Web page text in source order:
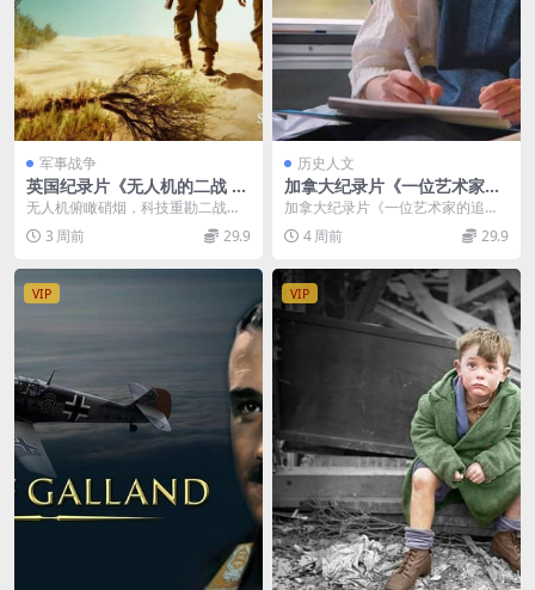
军事战争
英国纪录片《无人机的二战 W
WII by Drone 2021》全6集
英语中英双字 无水印纯净版 1
080P/MKV/19.7G 二战无人机
无人机俯瞰硝烟，科技重勘二战史
诗——2021高分纪实纪录片《无人
机的二战》赏析 ...
3 周前 29.9
历史人文
加拿大纪录片《一位艺术家的
追寻：加拿大日裔拘禁历史的
遗产 An Artist’s Journey: Le
gacy of Canadian Japanese
双字 无水印纯净版 1080P/M
KV/1.86G 被拘禁的历史
加拿大纪录片《一位艺术家的追
寻：加拿大日裔拘禁历史的遗产 An
Artist&#...
4 周前 29.9
VIP VIP